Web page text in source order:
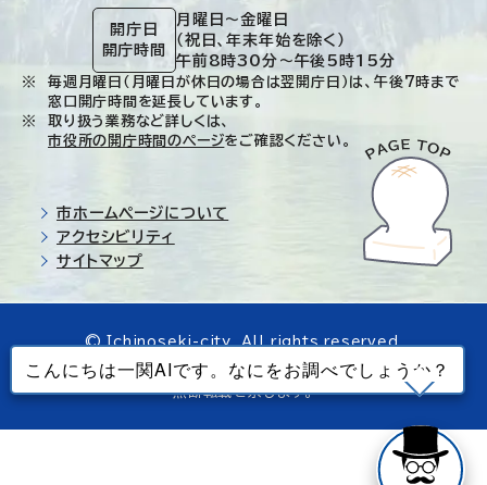
開庁日
開庁時間
月曜日～金曜日
（祝日、年末年始を除く）
午前8時30分～午後5時15分
毎週月曜日（月曜日が休日の場合は翌開庁日）は、午後7時まで
窓口開庁時間を延長しています。
取り扱う業務など詳しくは、
市役所の開庁時間のページをご確認ください。
市ホームページについて
アクセシビリティ
サイトマップ
© Ichinoseki-city. All rights reserved.
当ホームページで使用しているすべてのデータの
無断転載を禁じます。